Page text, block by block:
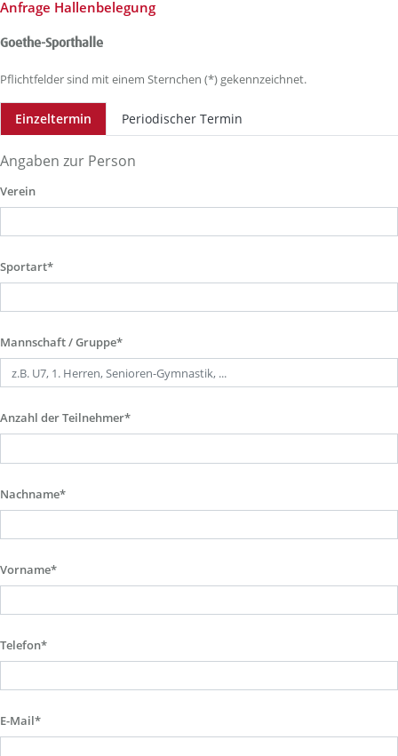
Anfrage Hallenbelegung
Goethe-Sporthalle
Pflichtfelder sind mit einem Sternchen (*) gekennzeichnet.
Einzeltermin Periodischer Termin
Angaben zur Person
Verein
Sportart*
Mannschaft / Gruppe*
Anzahl der Teilnehmer*
Nachname*
Vorname*
Telefon*
E-Mail*